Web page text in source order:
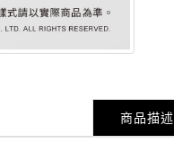
商品描述